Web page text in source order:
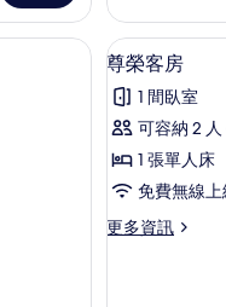
雙
人
床
的
所
有
相
片
客
房,
1
張
加
大
人
床
詳
床和 1 張沙發床 | 客房設施服務
顯
示
尊
榮
客
的
2
尊榮客房
1 間臥室
可容納 2
1 張單人床
免費無線上
更多資訊
更